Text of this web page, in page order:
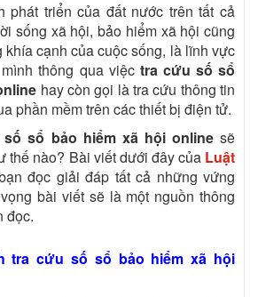
phát triển của đất nước trên tất cả
sống xã hội, bảo hiểm xã hội cũng
khía cạnh của cuộc sống, là lĩnh vực
thông qua việc tra cứu số sổ
hay còn gọi là tra cứu thông tin
phần mềm trên các thiết bị điện tử.
sổ bảo hiểm xã hội onlinesẽ
thế nào? Bài viết dưới đây của Luật
đọc giải đáp tất cả những vứng
bài viết sẽ là một nguồn thông
đọc.
tra cứu số sổ bảo hiểm xã hội